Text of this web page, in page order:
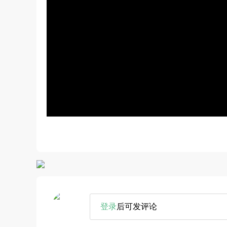
登录后可发评论